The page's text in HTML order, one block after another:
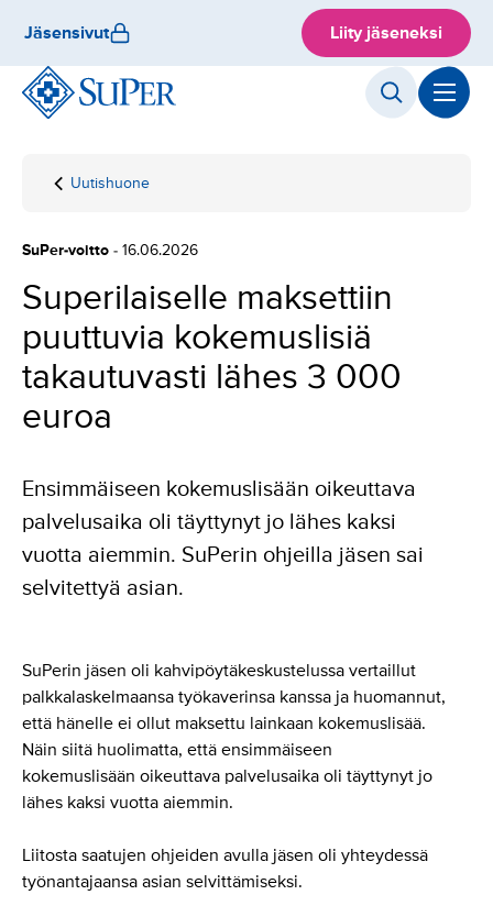
sisältöön
Jäsensivut Liity jäseneksi
Etusivu
Uutishuone
Superilaiselle
takautuvasti
lähes 3 000
euroa
SuPer-voitto - 16.06.2026
Superilaiselle maksettiin
puuttuvia kokemuslisiä
takautuvasti lähes 3 000
euroa
Ensimmäiseen kokemuslisään oikeuttava
palvelusaika oli täyttynyt jo lähes kaksi
vuotta aiemmin. SuPerin ohjeilla jäsen sai
selvitettyä asian.
SuPerin jäsen oli kahvipöytäkeskustelussa vertaillut
palkkalaskelmaansa työkaverinsa kanssa ja huomannut,
että hänelle ei ollut maksettu lainkaan kokemuslisää.
Näin siitä huolimatta, että ensimmäiseen
kokemuslisään oikeuttava palvelusaika oli täyttynyt jo
lähes kaksi vuotta aiemmin.
Liitosta saatujen ohjeiden avulla jäsen oli yhteydessä
työnantajaansa asian selvittämiseksi.